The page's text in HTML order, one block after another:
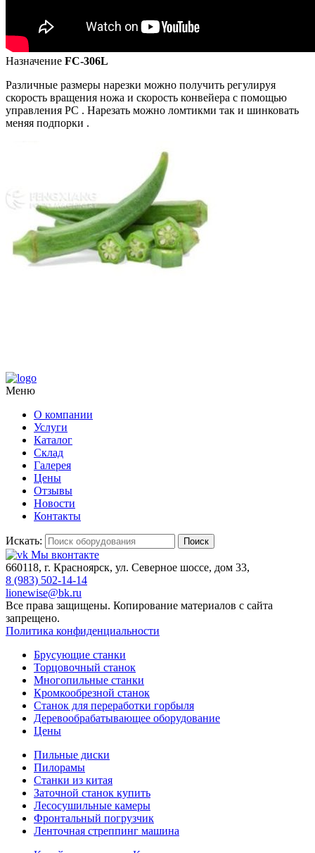
Назначение FC-306L
Различные размеры нарезки можно получить регулируя
скорость вращения ножа и скорость конвейера с помощью
управления PC . Нарезать можно ломтикми так и шинковать
меняя подпорки .
Меню
О компании
Услуги
Каталог
Склад
Галерея
Цены
Отзывы
Новости
Контакты
Искать: Поиск
Мы вконтакте
660118, г. Красноярск, ул. Северное шоссе, дом 33,
8 (983) 502-14-14
lionewise@bk.ru
Все права защищены. Копирование материалов с сайта
запрещено.
Политика конфиденциальности
Брусующие станки
Торцовочный станок
Многопильные станки
Кромкообрезной станок
Станок для переработки горбыля
Деревообрабатывающее оборудование
Цены
Пильные диски
Пилорамы
Станки из китая
Заточной станок купить
Лесосушильные камеры
Фронтальный погрузчик
Ленточная стреппинг машина